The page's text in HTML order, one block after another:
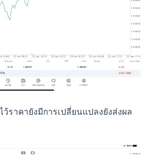
ว้ราคายังมีการเปลี่ยนแปลงยังส่งผล